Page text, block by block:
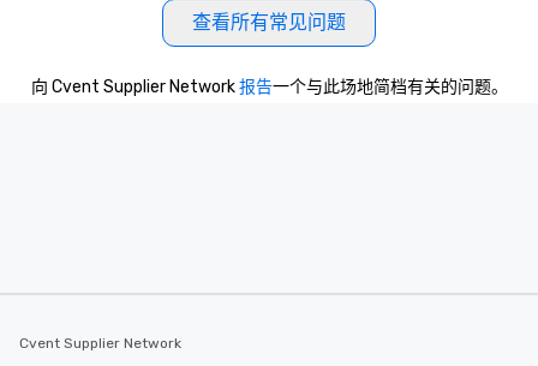
查看所有常见问题
向 Cvent Supplier Network报告一个与此场地简档有关的问题。
Cvent Supplier Network